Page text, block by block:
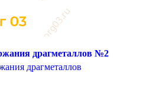
драгметаллов №2
драгметаллов